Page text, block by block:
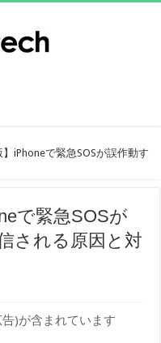
】iPhoneで緊急SOSが誤作動す
で緊急SOSが
される原因と対
)が含まれています